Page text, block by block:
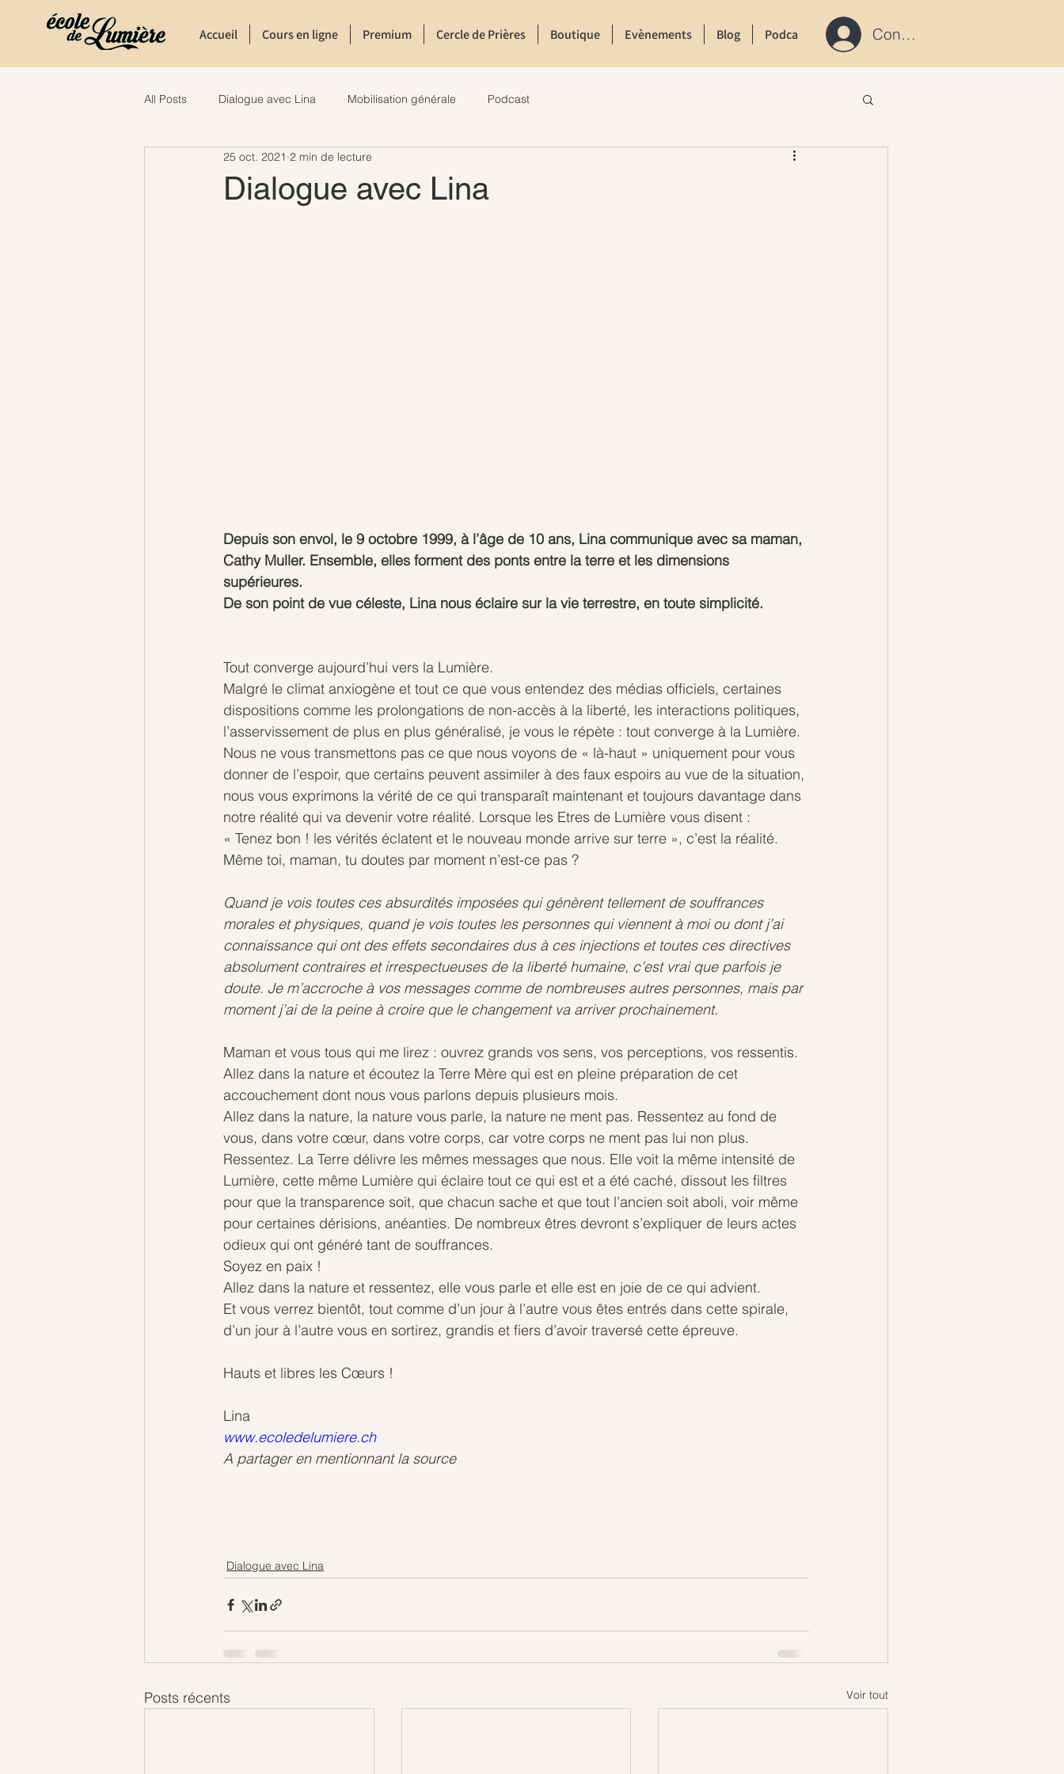
Accueil Cours en ligne Premium Cercle de Prières Boutique Evènements Blog Podcast ContactConnexion / S'inscrire
All Posts Dialogue avec Lina Mobilisation générale Podcast
Dialogue avec Lina
25 oct. 2021 2 min de lecture
Depuis son envol, le 9 octobre 1999, à l’âge de 10 ans, Lina communique avec sa maman,
Cathy Muller. Ensemble, elles forment des ponts entre la terre et les dimensions
supérieures.
De son point de vue céleste, Lina nous éclaire sur la vie terrestre, en toute simplicité.
Tout converge aujourd’hui vers la Lumière.
Malgré le climat anxiogène et tout ce que vous entendez des médias officiels, certaines
dispositions comme les prolongations de non-accès à la liberté, les interactions politiques,
l’asservissement de plus en plus généralisé, je vous le répète : tout converge à la Lumière.
Nous ne vous transmettons pas ce que nous voyons de « là-haut » uniquement pour vous
donner de l’espoir, que certains peuvent assimiler à des faux espoirs au vue de la situation,
nous vous exprimons la vérité de ce qui transparaît maintenant et toujours davantage dans
notre réalité qui va devenir votre réalité. Lorsque les Etres de Lumière vous disent :
« Tenez bon ! les vérités éclatent et le nouveau monde arrive sur terre », c’est la réalité.
Même toi, maman, tu doutes par moment n’est-ce pas ?
Quand je vois toutes ces absurdités imposées qui génèrent tellement de souffrances
morales et physiques, quand je vois toutes les personnes qui viennent à moi ou dont j’ai
connaissance qui ont des effets secondaires dus à ces injections et toutes ces directives
absolument contraires et irrespectueuses de la liberté humaine, c’est vrai que parfois je
doute. Je m’accroche à vos messages comme de nombreuses autres personnes, mais par
moment j’ai de la peine à croire que le changement va arriver prochainement.
Maman et vous tous qui me lirez : ouvrez grands vos sens, vos perceptions, vos ressentis.
Allez dans la nature et écoutez la Terre Mère qui est en pleine préparation de cet
accouchement dont nous vous parlons depuis plusieurs mois.
Allez dans la nature, la nature vous parle, la nature ne ment pas. Ressentez au fond de
vous, dans votre cœur, dans votre corps, car votre corps ne ment pas lui non plus.
Ressentez. La Terre délivre les mêmes messages que nous. Elle voit la même intensité de
Lumière, cette même Lumière qui éclaire tout ce qui est et a été caché, dissout les filtres
pour que la transparence soit, que chacun sache et que tout l’ancien soit aboli, voir même
pour certaines dérisions, anéanties. De nombreux êtres devront s’expliquer de leurs actes
odieux qui ont généré tant de souffrances.
Soyez en paix !
Allez dans la nature et ressentez, elle vous parle et elle est en joie de ce qui advient.
Et vous verrez bientôt, tout comme d’un jour à l’autre vous êtes entrés dans cette spirale,
d’un jour à l’autre vous en sortirez, grandis et fiers d’avoir traversé cette épreuve.
Hauts et libres les Cœurs !
Lina
www.ecoledelumiere.ch
A partager en mentionnant la source
Dialogue avec Lina
Posts récents Voir tout